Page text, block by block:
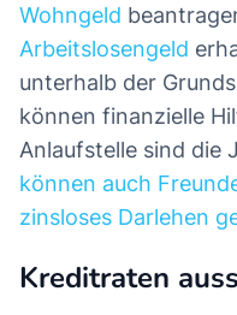
Wohngeld
Arbeitslosengeld
unterhalb der
können finanzielle
Anlaufstelle sind die
können auch
zinsloses Darlehen
Kreditraten